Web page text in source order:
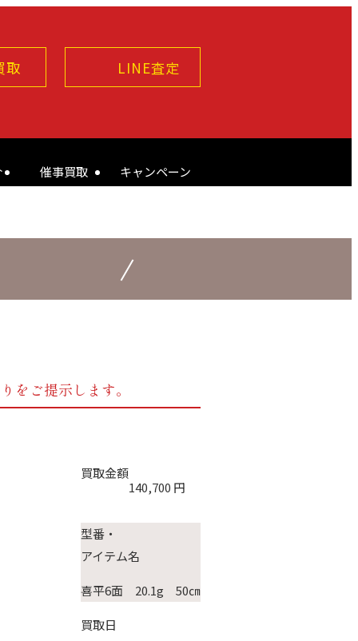
取 LINE査定
催事買取 キャンペーン
をご提示します。
買取金額
140,700 円
型番・
アイテム名
喜平6面 20.1g 50㎝
買取日